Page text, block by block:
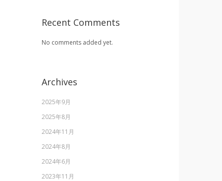
Recent Comments
No comments added yet.
Archives
2025年9月
2025年8月
2024年11月
2024年8月
2024年6月
2023年11月